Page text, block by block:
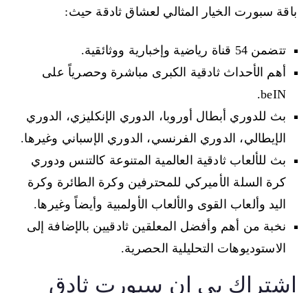
باقة سبورت الخيار المثالي لعشاق ثادقة حيث:
تتضمن 54 قناة رياضية وإخبارية ووثائقية.
أهم الأحداث ثادقية الكبرى مباشرة وحصرياً على
beIN.
بث للدوري أبطال أوروبا، الدوري الإنكليزي، الدوري
الإيطالي، الدوري الفرنسي، الدوري الإسباني وغيرها.
بث للألعاب ثادقية العالمية المتنوعة كالتنس ودوري
كرة السلة الأميركي للمحترفين وكرة الطائرة وكرة
اليد وألعاب القوى والألعاب الأولمبية وأيضاً وغيرها.
نخبة من أهم وأفضل المعلقين ثادقيين بالإضافة إلى
الاستوديوهات التحليلية الحصرية.
اشتراك بي إن سبورت ثادق